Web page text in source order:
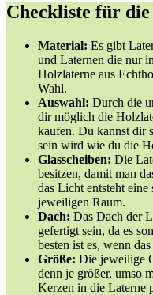
Checkliste für
Material: Es gibt
und Laternen die nur
Holzlaterne aus
Wahl.
Auswahl: Durch die
dir möglich die
kaufen. Du kannst dir
sein wird wie du die
Glasscheiben: Die
besitzen, damit man
das Licht entsteht eine
jeweiligen Raum.
Dach: Das Dach der
gefertigt sein, da es
besten ist es, wenn
Größe: Die jeweilige
denn je größer, umso
Kerzen in die Laterne